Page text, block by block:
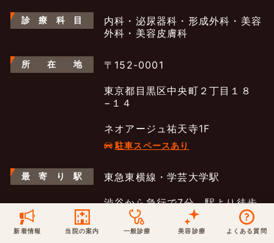
新着情報
当院からのお知らせ
最新医療トピックス
新着ブログ記事
取材協力
桑満院長のtwitter 松下医師のインスタ
当院の案内
はじめての方へ
アクセス・地図
当院のポリシー
個人情報保護方針 サイトマップ
一般診療
皮膚科
形成外科
※ 木・日・祝は休診です
美容診療 よくある質問
0120-50-5929
木・日・祝は休診
0120-70-5929
日・祝はお休みです
地図アプリで経路を調べる
診 療 科 目
内科・泌尿器科・形成外科・美容
外科・美容皮膚科
所 在 地 〒152-0001
東京都目黒区中央町２丁目１８
−１４
ネオアージュ祐天寺1F
駐車スペースあり
最 寄 り 駅 東急東横線・学芸大学駅
渋谷から急行で7分、駅より徒歩
現在地からの経路を見る